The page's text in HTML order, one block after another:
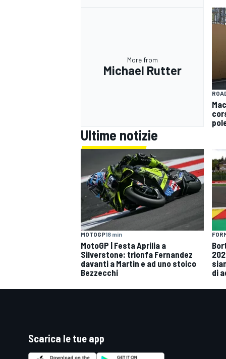
More from
Michael Rutter
Ultime notizie
MOTOGP18 min
MotoGP | Festa Aprilia a
Silverstone: trionfa Fernandez
davanti a Martin e ad uno stoico
Bezzecchi
di
Scarica le tue app